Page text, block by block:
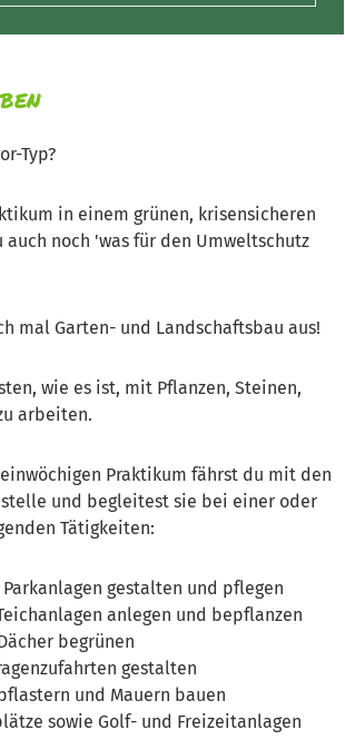
Typ?
in einem grünen, krisensicheren
auch noch 'was für den Umweltschutz
mal Garten- und Landschaftsbau aus!
wie es ist, mit Pflanzen, Steinen,
arbeiten.
Praktikum fährst du mit den
und begleitest sie bei einer oder
Tätigkeiten:
gestalten und pflegen
anlegen und bepflanzen
begrünen
gestalten
und Mauern bauen
sowie Golf- und Freizeitanlagen